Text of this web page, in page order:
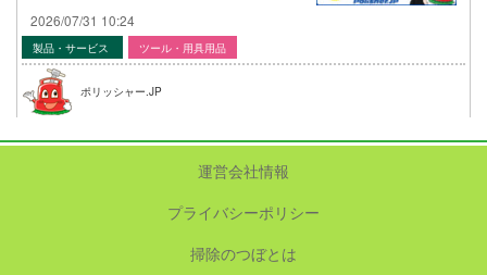
2026/07/31 10:24
製品・サービス ツール・用具用品
ポリッシャー.JP
運営会社情報
プライバシーポリシー
掃除のつぼとは